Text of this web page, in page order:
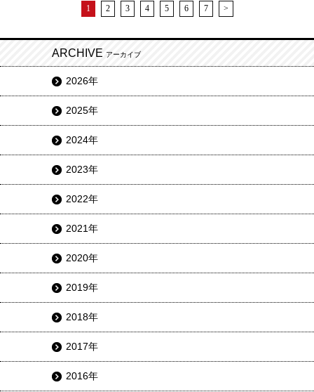
1 2 3 4 5 6 7 >
ARCHIVE アーカイブ
2026年
2025年
2024年
2023年
2022年
2021年
2020年
2019年
2018年
2017年
2016年